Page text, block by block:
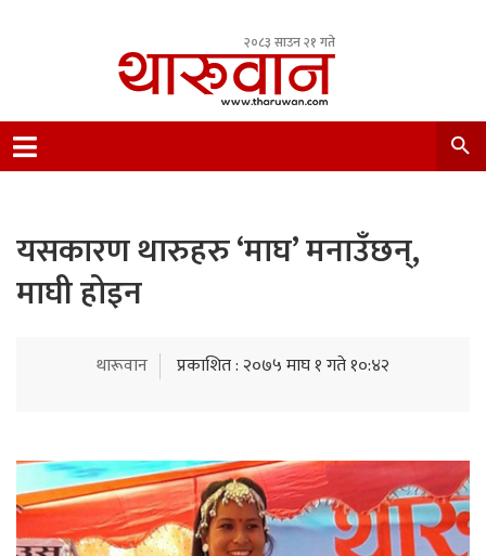
२०८३ साउन २१ गते
Nepal.
यसकारण थारुहरु ‘माघ’ मनाउँछन्,
माघी होइन
थारूवान प्रकाशित : २०७५ माघ १ गते १०:४२